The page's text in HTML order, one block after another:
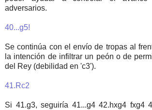
adversarios.
40...g5!
Se continúa con el envío de tropas al
la intención de infiltrar un peón o de
del Rey (debilidad en 'c3').
41.Rc2
Si 41.g3, seguiría 41...g4 42.hxg4 fxg4